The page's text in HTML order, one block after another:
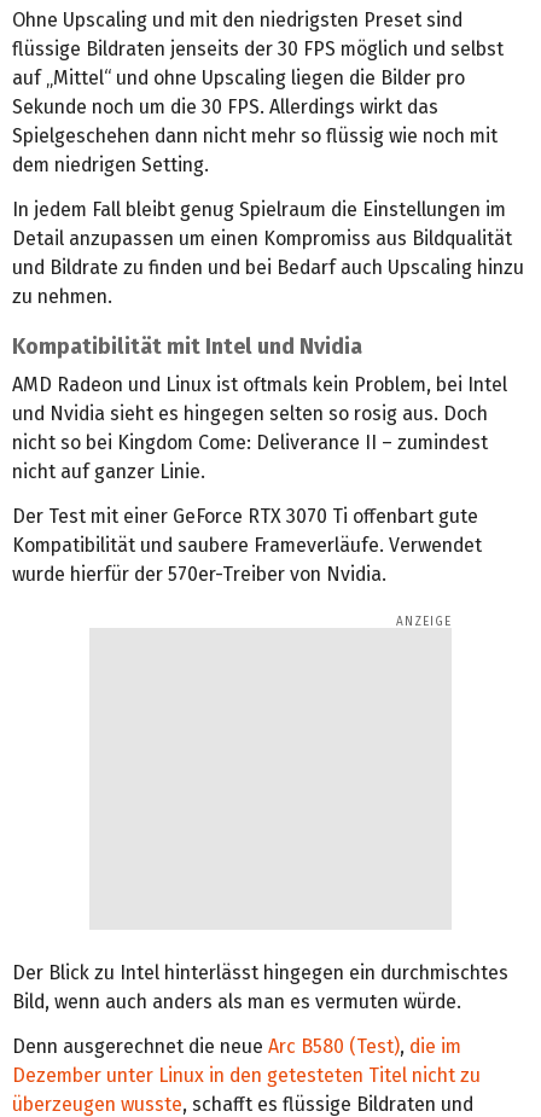
Ohne Upscaling und mit den niedrigsten Preset sind
flüssige Bildraten jenseits der 30 FPS möglich und selbst
auf „Mittel“ und ohne Upscaling liegen die Bilder pro
Sekunde noch um die 30 FPS. Allerdings wirkt das
Spielgeschehen dann nicht mehr so flüssig wie noch mit
dem niedrigen Setting.
In jedem Fall bleibt genug Spielraum die Einstellungen im
Detail anzupassen um einen Kompromiss aus Bildqualität
und Bildrate zu finden und bei Bedarf auch Upscaling hinzu
zu nehmen.
Kompatibilität mit Intel und Nvidia
AMD Radeon und Linux ist oftmals kein Problem, bei Intel
und Nvidia sieht es hingegen selten so rosig aus. Doch
nicht so bei Kingdom Come: Deliverance II – zumindest
nicht auf ganzer Linie.
Der Test mit einer GeForce RTX 3070 Ti offenbart gute
Kompatibilität und saubere Frameverläufe. Verwendet
wurde hierfür der 570er-Treiber von Nvidia.
Der Blick zu Intel hinterlässt hingegen ein durchmischtes
Bild, wenn auch anders als man es vermuten würde.
Denn ausgerechnet die neue Arc B580 (Test), die im
Dezember unter Linux in den getesteten Titel nicht zu
überzeugen wusste, schafft es flüssige Bildraten und